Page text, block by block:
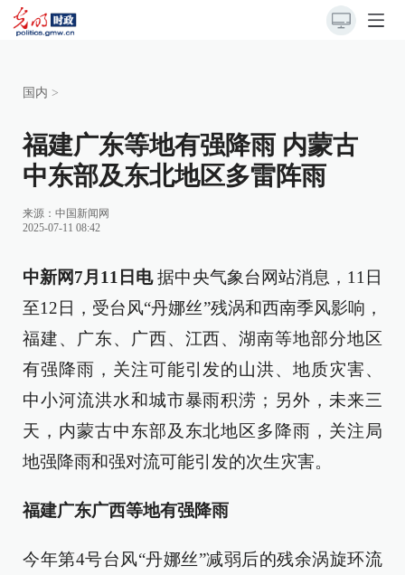
国内 >
福建广东等地有强降雨 内蒙古
中东部及东北地区多雷阵雨
来源： 中国新闻网
2025-07-11 08:42
中新网7月11日电据中央气象台网站消息，11日
至12日，受台风“丹娜丝”残涡和西南季风影响，
福建、广东、广西、江西、湖南等地部分地区
有强降雨，关注可能引发的山洪、地质灾害、
中小河流洪水和城市暴雨积涝；另外，未来三
天，内蒙古中东部及东北地区多降雨，关注局
地强降雨和强对流可能引发的次生灾害。
福建广东广西等地有强降雨
今年第4号台风“丹娜丝”减弱后的残余涡旋环流